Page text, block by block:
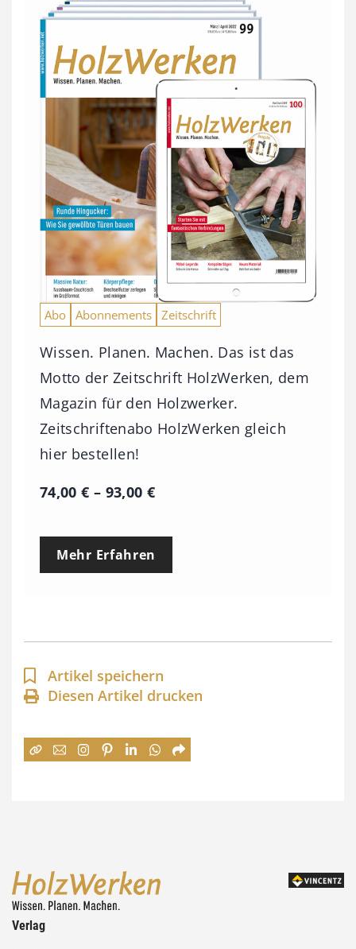
Abo Abonnements Zeitschrift
Wissen. Planen. Machen. Das ist das
Motto der Zeitschrift HolzWerken, dem
Magazin für den Holzwerker.
Zeitschriftenabo HolzWerken gleich
hier bestellen!
74,00€ – 93,00 €P
e
p
a
n
e
0
Mehr Erfahren
Artikel speichern
Diesen Artikel drucken
Verlag